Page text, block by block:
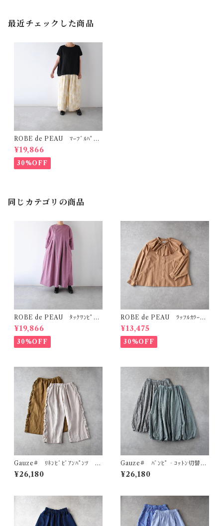
最近チェックした商品
ROBE de PEAU ﾏｰﾌﾞﾙﾊﾟﾀｰ
ﾝ ﾜｲﾄﾞﾊﾟﾝﾂ (ｽｷﾝﾏｰﾌﾞﾙ(ｲｴﾛｰ系)
) R303
¥19,866
30%OFF
同じカテゴリの商品
ROBE de PEAU ﾀｯｸﾜﾝﾋﾟｰｽ
(ﾌﾟﾗﾑ) R342
¥19,866
30%OFF
ROBE de PEAU ﾗｯﾌﾙｶﾗｰﾌﾞ
ﾗｳｽ (ｷｬﾒﾙ) R205
¥13,475
30%OFF
Gauze# ﾘﾈﾝﾋﾞﾋﾞｱﾝﾊﾟﾝﾂ G
1187
¥26,180
Gauze# ﾊﾞﾝﾋﾟ‐ｺｯﾄﾝ切替ﾊﾞ
ﾙｰﾝｽｶｰﾄ G1198
¥26,180